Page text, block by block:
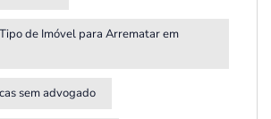
de Imóvel para Arrematar em
sem advogado